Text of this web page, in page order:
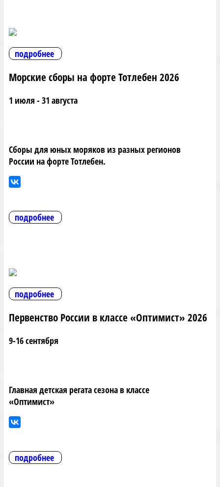
подробнее
Морские сборы на форте Тотлебен 2026
1 июля - 31 августа
Сборы для юных моряков из разных регионов
России на форте Тотлебен.
подробнее
подробнее
Первенство России в классе «Оптимист» 2026
9-16 сентября
Главная детская регата сезона в классе
«Оптимист»
подробнее